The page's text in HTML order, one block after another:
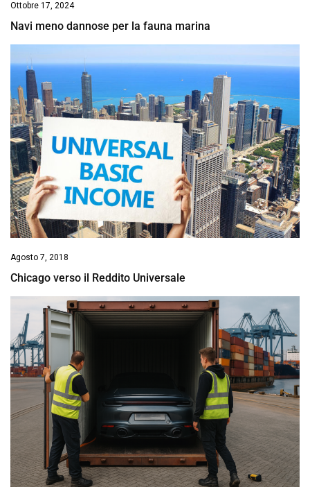
Ottobre 17, 2024
Navi meno dannose per la fauna marina
Agosto 7, 2018
Chicago verso il Reddito Universale